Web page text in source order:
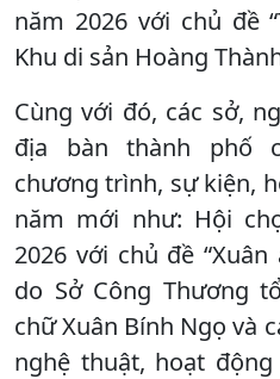
năm 2026 với chủ đề
Khu di sản Hoàng
Cùng với đó, các sở,
địa bàn thành phố
chương trình, sự kiện,
năm mới như: Hội
2026 với chủ đề
do Sở Công Thương
chữ Xuân Bính Ngọ và
nghệ thuật, hoạt